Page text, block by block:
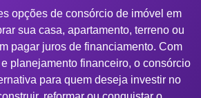
opções de consórcio de imóvel em
sua casa, apartamento, terreno ou
pagar juros de financiamento. Com
planejamento financeiro, o consórcio
para quem deseja investir no